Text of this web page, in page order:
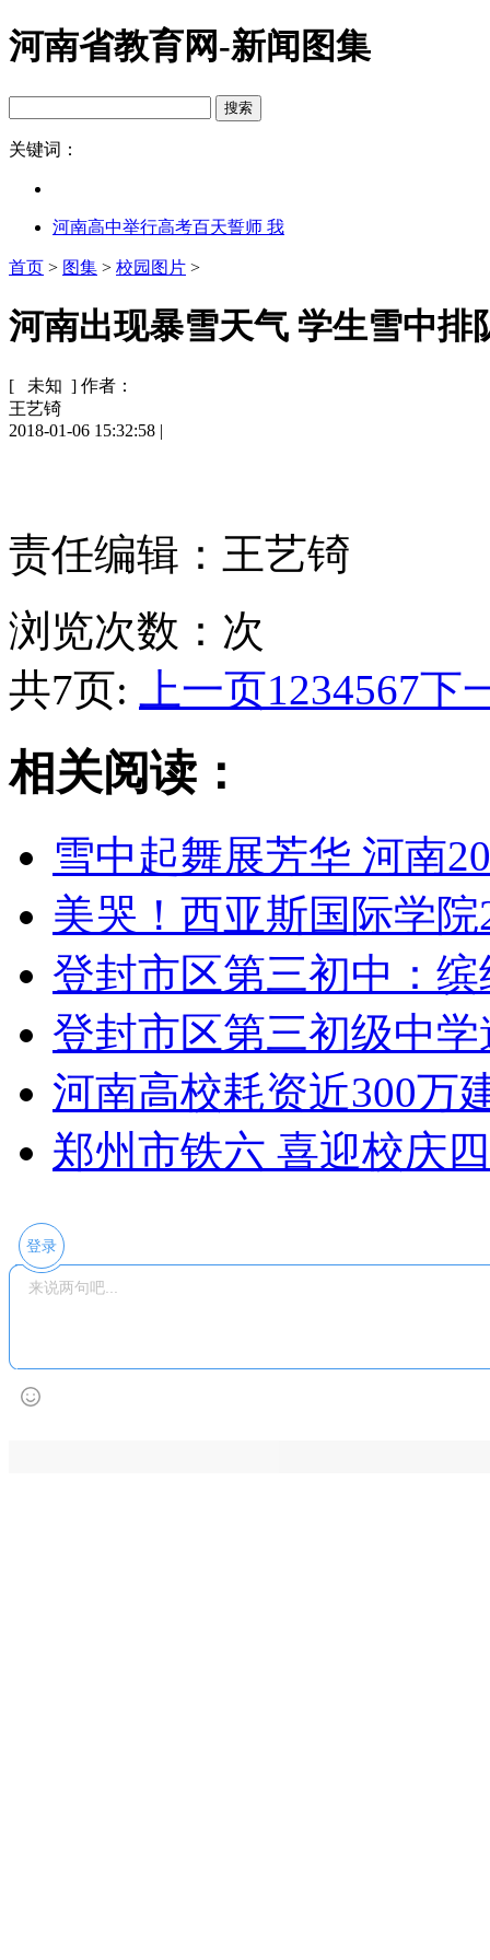
河南省教育网-新闻图集
关键词：
河南高中举行高考百天誓师 我
首页 > 图集 > 校园图片 >
河南出现暴雪天气 学生雪中排
[ 未知 ] 作者：
王艺锜
2018-01-06 15:32:58 |
责任编辑：王艺锜
浏览次数： 次
共7页:
上一页1234567下
相关阅读：
雪中起舞展芳华 河南
美哭！西亚斯国际学
登封市区第三初中：
登封市区第三初级中
河南高校耗资近300万
郑州市铁六 喜迎校庆
登录